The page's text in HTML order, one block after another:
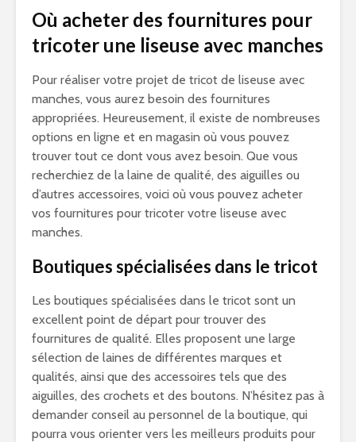
Où acheter des fournitures pour
tricoter une liseuse avec manches
Pour réaliser votre projet de tricot de liseuse avec
manches, vous aurez besoin des fournitures
appropriées. Heureusement, il existe de nombreuses
options en ligne et en magasin où vous pouvez
trouver tout ce dont vous avez besoin. Que vous
recherchiez de la laine de qualité, des aiguilles ou
d’autres accessoires, voici où vous pouvez acheter
vos fournitures pour tricoter votre liseuse avec
manches.
Boutiques spécialisées dans le tricot
Les boutiques spécialisées dans le tricot sont un
excellent point de départ pour trouver des
fournitures de qualité. Elles proposent une large
sélection de laines de différentes marques et
qualités, ainsi que des accessoires tels que des
aiguilles, des crochets et des boutons. N’hésitez pas à
demander conseil au personnel de la boutique, qui
pourra vous orienter vers les meilleurs produits pour